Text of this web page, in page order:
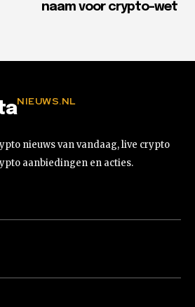
naam voor crypto-wet
NIEUWS.NL
nieuws van vandaag, live crypto
aanbiedingen en acties.